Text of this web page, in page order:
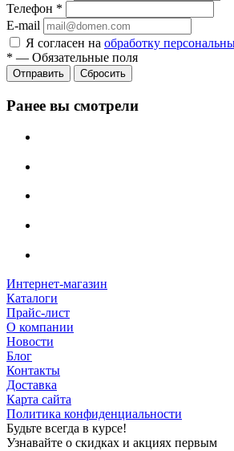
Телефон *
E-mail
Я согласен на обработку
* — Обязательные поля
Сбросить
Ранее вы смотрели
Интернет-магазин
Каталоги
Прайс-лист
О компании
Новости
Блог
Контакты
Доставка
Карта сайта
Политика конфиденциальности
Будьте всегда в курсе!
Узнавайте о скидках и акциях первым